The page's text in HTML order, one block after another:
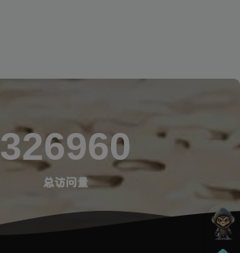
326960
总访问量